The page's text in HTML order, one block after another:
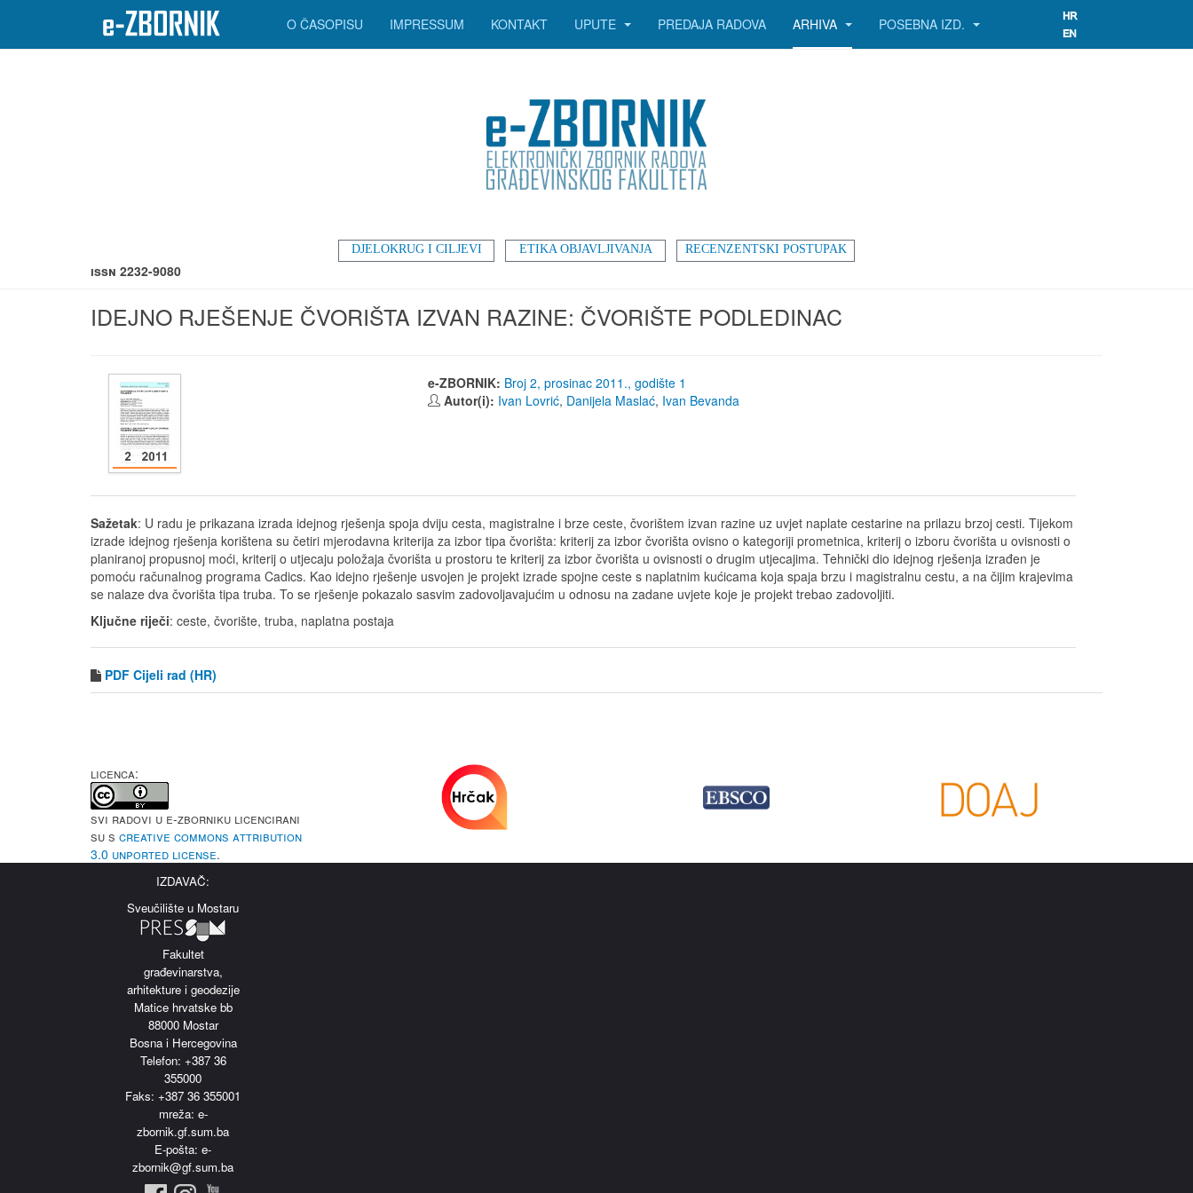
DJELOKRUG I CILJEVI ETIKA OBJAVLJIVANJA RECENZENTSKI POSTUPAK
O ČASOPISU IMPRESSUM KONTAKT UPUTE PREDAJA RADOVA ARHIVA POSEBNA IZD.
ISSN 2232-9080
IDEJNO RJEŠENJE ČVORIŠTA IZVAN RAZINE: ČVORIŠTE PODLEDINAC
e-ZBORNIK: Broj 2, prosinac 2011., godište 1
Autor(i): Ivan Lovrić, Danijela Maslać, Ivan Bevanda
Sažetak: U radu je prikazana izrada idejnog rješenja spoja dviju cesta, magistralne i brze ceste, čvorištem izvan razine uz uvjet naplate cestarine na prilazu brzoj cesti. Tijekom
izrade idejnog rješenja korištena su četiri mjerodavna kriterija za izbor tipa čvorišta: kriterij za izbor čvorišta ovisno o kategoriji prometnica, kriterij o izboru čvorišta u ovisnosti o
planiranoj propusnoj moći, kriterij o utjecaju položaja čvorišta u prostoru te kriterij za izbor čvorišta u ovisnosti o drugim utjecajima. Tehnički dio idejnog rješenja izrađen je
pomoću računalnog programa Cadics. Kao idejno rješenje usvojen je projekt izrade spojne ceste s naplatnim kućicama koja spaja brzu i magistralnu cestu, a na čijim krajevima
se nalaze dva čvorišta tipa truba. To se rješenje pokazalo sasvim zadovoljavajućim u odnosu na zadane uvjete koje je projekt trebao zadovoljiti.
Ključne riječi: ceste, čvorište, truba, naplatna postaja
PDF Cijeli rad (HR)
LICENCA:
Svi radovi u e-Zborniku licencirani
su s Creative Commons Attribution
3.0 Unported License.
IZDAVAČ:
Sveučilište u Mostaru
Fakultet
građevinarstva,
arhitekture i geodezije
Matice hrvatske bb
88000 Mostar
Bosna i Hercegovina
Telefon: +387 36
355000
Faks: +387 36 355001
mreža: e-
zbornik.gf.sum.ba
E-pošta: e-
zbornik@gf.sum.ba